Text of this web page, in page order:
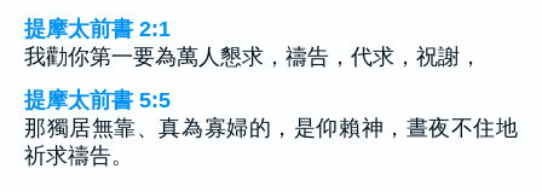
提摩太前書 2:1
我勸你第一要為萬人懇求，禱告，代求，祝謝，
提摩太前書 5:5
那獨居無靠、真為寡婦的，是仰賴神，晝夜不住地
祈求禱告。